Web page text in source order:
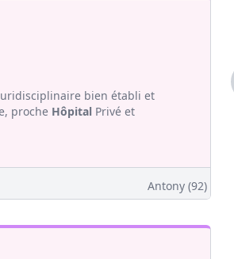
bien établi et
proche Hôpital Privé et
Antony (92)